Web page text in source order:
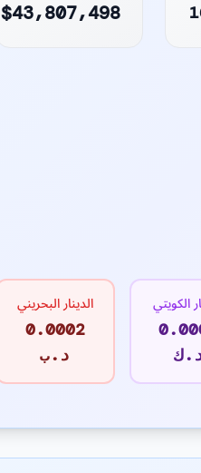
$43,807,498
الكويتي الدينار البحريني
0.0002
د.ب